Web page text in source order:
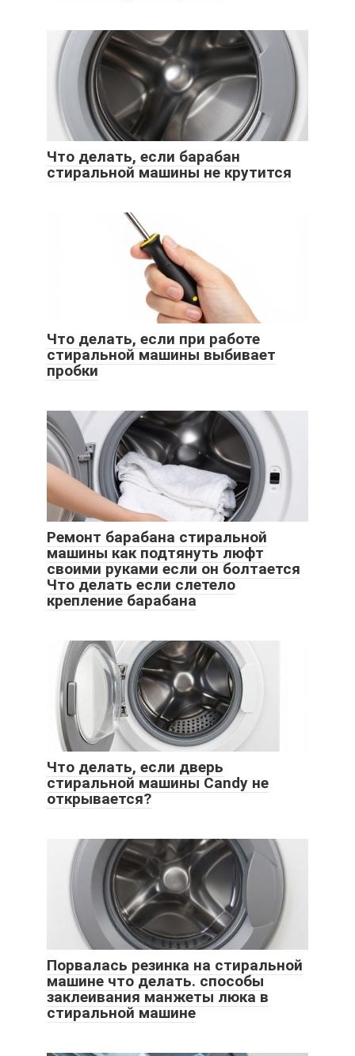
Что делать, если барабан
стиральной машины не крутится
Что делать, если при работе
стиральной машины выбивает
пробки
Ремонт барабана стиральной
машины как подтянуть люфт
своими руками если он болтается
Что делать если слетело
крепление барабана
Что делать, если дверь
стиральной машины Candy не
открывается?
Порвалась резинка на стиральной
машине что делать. способы
заклеивания манжеты люка в
стиральной машине